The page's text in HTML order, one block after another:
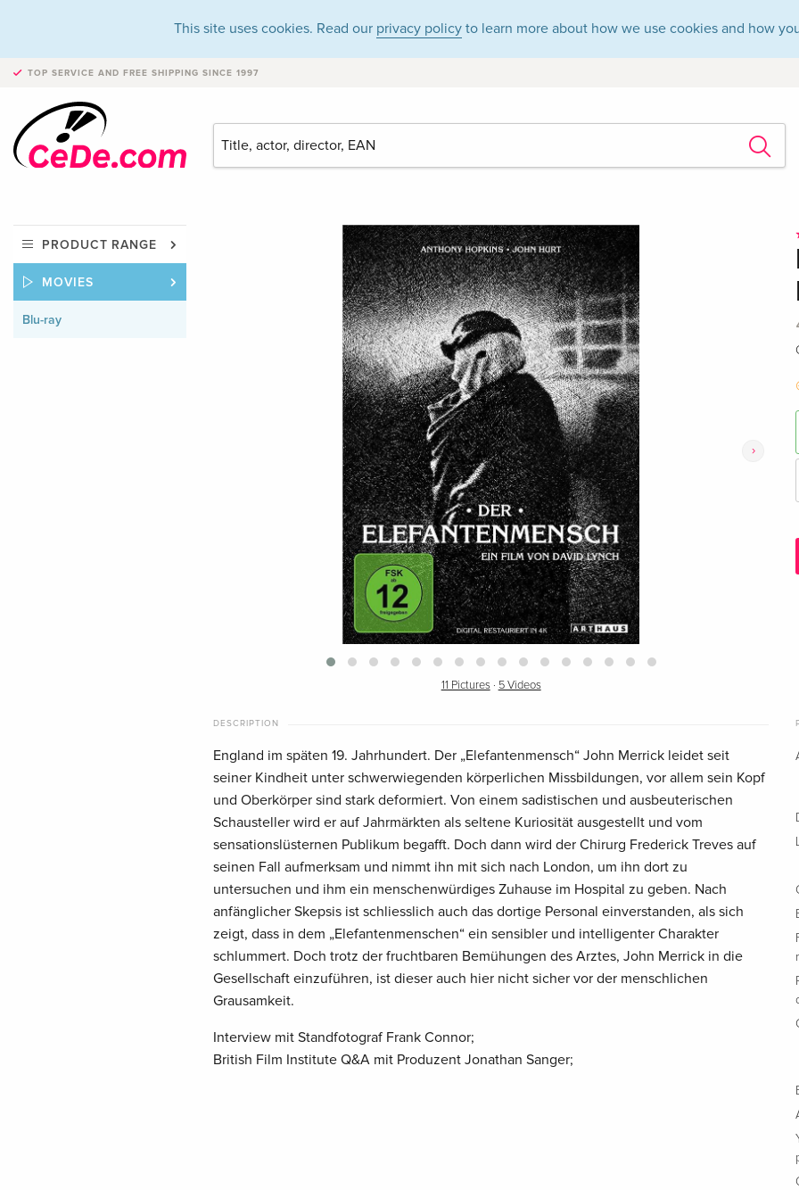
This site uses cookies. Read our privacy policy to learn more about how we use cookies and how
TOP SERVICE AND FREE SHIPPING SINCE 1997
PRODUCT RANGE
MOVIES
Blu-ray
›
11 Pictures · 5 Videos
DESCRIPTION
England im späten 19. Jahrhundert. Der „Elefantenmensch“ John Merrick leidet seit
seiner Kindheit unter schwerwiegenden körperlichen Missbildungen, vor allem sein Kopf
und Oberkörper sind stark deformiert. Von einem sadistischen und ausbeuterischen
Schausteller wird er auf Jahrmärkten als seltene Kuriosität ausgestellt und vom
sensationslüsternen Publikum begafft. Doch dann wird der Chirurg Frederick Treves auf
seinen Fall aufmerksam und nimmt ihn mit sich nach London, um ihn dort zu
untersuchen und ihm ein menschenwürdiges Zuhause im Hospital zu geben. Nach
anfänglicher Skepsis ist schliesslich auch das dortige Personal einverstanden, als sich
zeigt, dass in dem „Elefantenmenschen“ ein sensibler und intelligenter Charakter
schlummert. Doch trotz der fruchtbaren Bemühungen des Arztes, John Merrick in die
Gesellschaft einzuführen, ist dieser auch hier nicht sicher vor der menschlichen
Grausamkeit.
Interview mit Standfotograf Frank Connor;
British Film Institute Q&A mit Produzent Jonathan Sanger;